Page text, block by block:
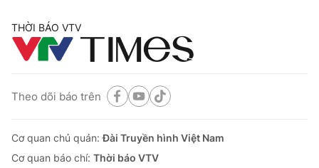
THỜI BÁO VTV
Theo dõi báo trên
THỜI BÁO VTV
Theo dõi báo trên
Cơ quan chủ quản:Đài Truyền hình Việt Nam
Cơ quan báo chí: Thời báo VTV